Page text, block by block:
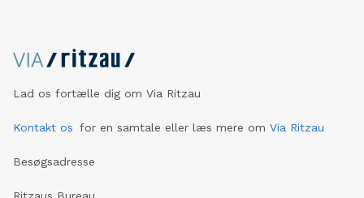
Lad os fortælle dig om Via Ritzau
Kontakt os for en samtale eller læs mere om Via Ritzau
Besøgsadresse